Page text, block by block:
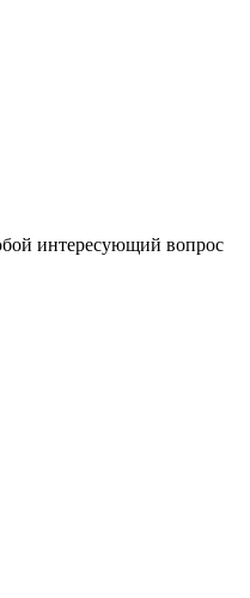
интересующий вопрос